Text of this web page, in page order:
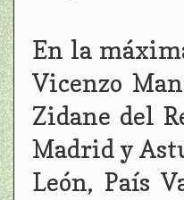
En la
Vicenzo
Zidane del
Madrid y
León, País